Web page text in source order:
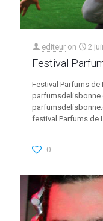
editeur on 2
Festival
Festival Parfums de
festival Parfums de
0